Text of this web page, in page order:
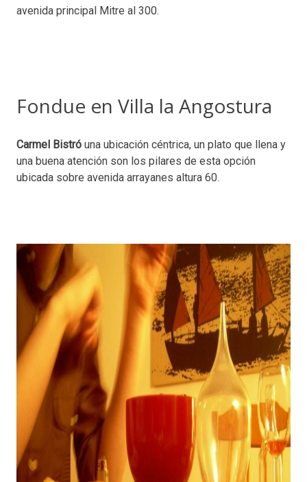
avenida principal Mitre al 300.
Fondue en Villa la Angostura
Carmel Bistró una ubicación céntrica, un plato que llena y
una buena atención son los pilares de esta opción
ubicada sobre avenida arrayanes altura 60.